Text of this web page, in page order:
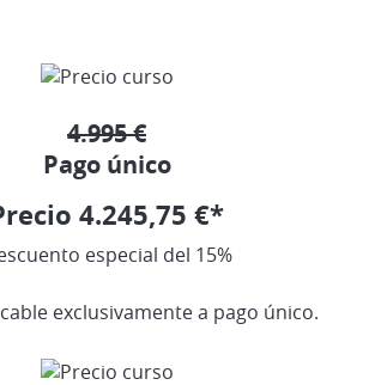
4.995 €
Pago único
4.245,75 €*
especial del 15%
exclusivamente a pago único.